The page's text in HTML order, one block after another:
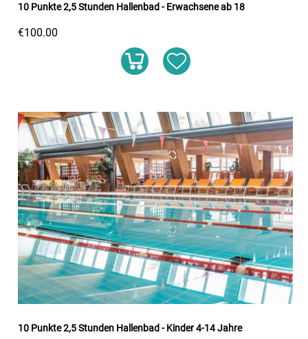
10 Punkte 2,5 Stunden Hallenbad - Erwachsene ab 18
€100.00
10 Punkte 2,5 Stunden Hallenbad - Kinder 4-14 Jahre